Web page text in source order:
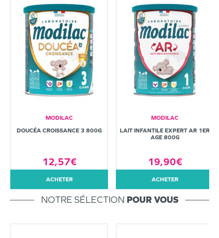
MODILAC
DOUCÉA CROISSANCE 3 800G
12,57€
ACHETER
MODILAC
LAIT INFANTILE EXPERT AR 1ER
AGE 800G
19,90€
ACHETER
NOTRE SÉLECTION POUR VOUS